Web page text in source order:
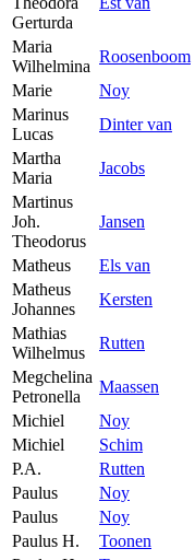
Gerturda
Maria
Wilhelmina
Roosenboom
Marie
Noy
Marinus
Lucas
Dinter van
Martha
Maria
Jacobs
Martinus
Joh.
Theodorus
Jansen
Matheus Els van
Matheus
Johannes
Kersten
Mathias
Wilhelmus
Rutten
Megchelina
Petronella
Maassen
Michiel
Noy
Michiel
Schim
P.A.
Rutten
Paulus
Noy
Paulus
Noy
Paulus H.
Toonen